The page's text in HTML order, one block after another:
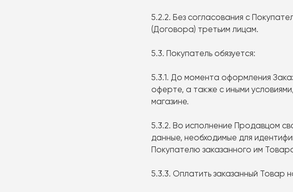
5.2.2. Без согласования с
(Договора) третьим лицам.
5.3. Покупатель обязуется:
5.3.1. До момента оформления
оферте, а также с иными
магазине.
5.3.2. Во исполнение Продавцом
данные, необходимые для
Покупателю заказанного им
5.3.3. Оплатить заказанный Товар